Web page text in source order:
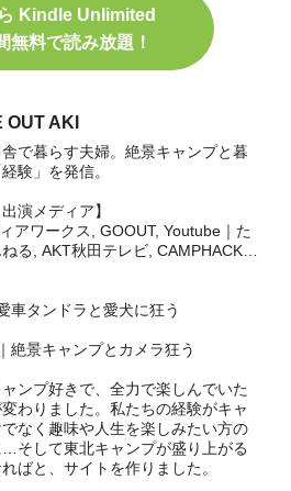
Kindle Unlimited
無料で読み放題！
OUT AKI
で暮らす夫婦。絶景キャンプと暮
験」を発信。
出演メディア】
アワークス, GOOUT, Youtube｜た
る, AKT秋田テレビ, CAMPHACK…
車タンドラと愛犬に狂う
絶景キャンプとカメラ狂う
ンプ好きで、全力で楽しんでいた
わりました。私たちの経験がキャ
でなく趣味や人生を楽しみたい方の
…そして東北キャンプが盛り上がる
ばと、サイトを作りました。